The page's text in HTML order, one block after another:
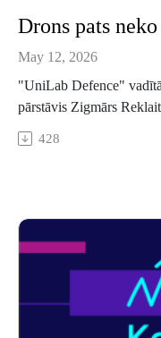
May 12, 2026
"UniLab Defence"
pārstāvis Zigmārs
skaidro, kāpēc
burbuli un kāpēc lielākās
428